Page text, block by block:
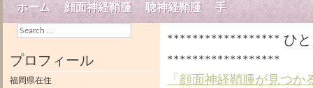
Menu
Skip to content
ホーム 顔面神経鞘腫 聴神経鞘腫 手
****************** ひと
******************
「顔面神経鞘腫が見つ
Search
プロフィール
福岡県在住